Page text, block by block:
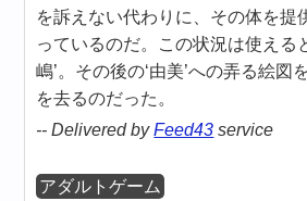
を訴えない代わりに、その体を提
っているのだ。この状況は使える
嶋’。その後の‘由美’への弄る絵図
を去るのだった。
-- Delivered byFeed43 service
アダルトゲーム